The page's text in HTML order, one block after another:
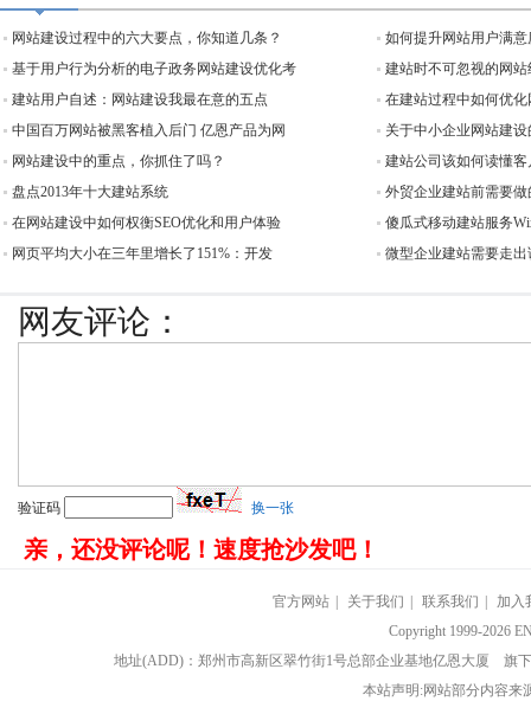
网站建设过程中的六大要点，你知道几条？
基于用户行为分析的电子政务网站建设优化考
建站用户自述：网站建设我最在意的五点
中国百万网站被黑客植入后门 亿恩产品为网
网站建设中的重点，你抓住了吗？
盘点2013年十大建站系统
在网站建设中如何权衡SEO优化和用户体验
网页平均大小在三年里增长了151%：开发
如何提升网站用户满意
建站时不可忽视的网站
在建站过程中如何优化
关于中小企业网站建
建站公司该如何读懂
外贸企业建站前需要做
傻瓜式移动建站服务
微型企业建站需要走出
网友评论：
验证码 换一张
亲，还没评论呢！速度抢沙发吧！
官方网站 关于我们 联系我们
加入
Copyright 1999-2026
地址(ADD)：郑州市高新区翠竹街1号总部企业基地亿恩大厦 旗
本站声明:网站部分内容来